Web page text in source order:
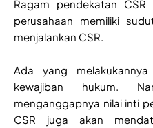
Ragam pendekatan
perusahaan memiliki
menjalankan CSR.
Ada yang
kewajiban hukum.
menganggapnya nilai inti
CSR juga akan